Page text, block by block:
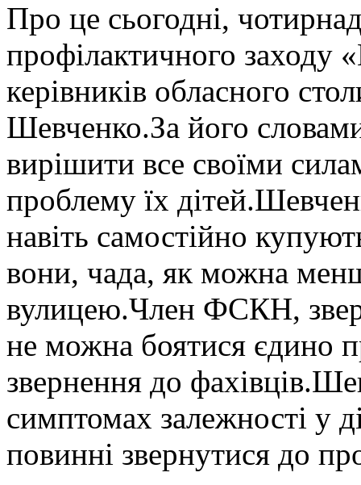
Про це сьогодні,
профілактичного заходу
керівників обласного
Шевченко.За його
вирішити все своїми
проблему їх
навіть самостійно
вони, чада, як можна
вулицею.Член ФСКН,
не можна боятися єдино
звернення до
симптомах залежності у
повинні звернутися до